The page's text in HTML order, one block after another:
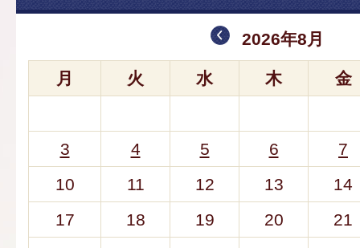
2026年8月
月 火 水 木 金
3 4 5 6
7
10
11 12 13
14
17
18 19 20
21